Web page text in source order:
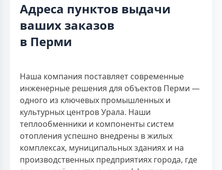
Адреса пунктов выдачи
ваших заказов
в Перми
Наша компания поставляет современные
инженерные решения для объектов Перми —
одного из ключевых промышленных и
культурных центров Урала. Наши
теплообменники и компоненты систем
отопления успешно внедрены в жилых
комплексах, муниципальных зданиях и на
производственных предприятиях города, где